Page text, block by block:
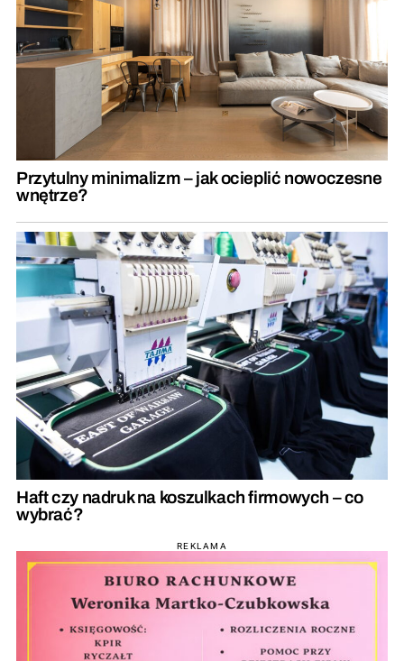
Przytulny minimalizm – jak ocieplić nowoczesne
wnętrze?
Haft czy nadruk na koszulkach firmowych – co
wybrać?
REKLAMA